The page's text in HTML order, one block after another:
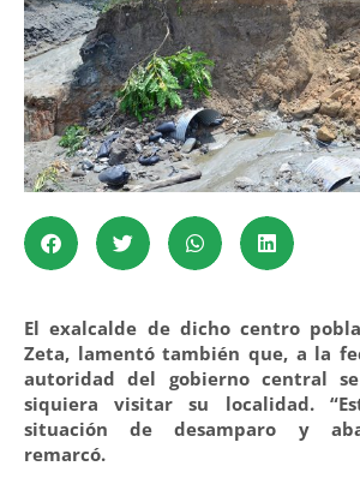
El exalcalde de dicho centro
Zeta, lamentó también que, a la
autoridad del gobierno central
siquiera visitar su localidad.
situación de desamparo y
remarcó.